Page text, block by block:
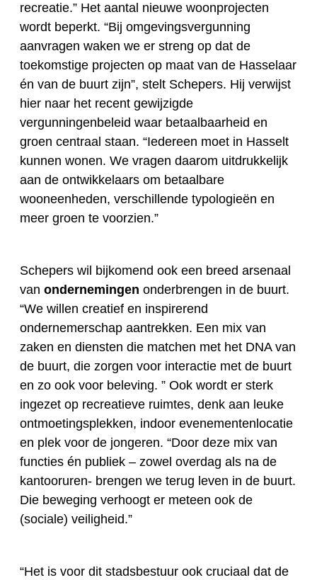
recreatie.” Het aantal nieuwe woonprojecten
wordt beperkt. “Bij omgevingsvergunning
aanvragen waken we er streng op dat de
toekomstige projecten op maat van de Hasselaar
én van de buurt zijn”, stelt Schepers. Hij verwijst
hier naar het recent gewijzigde
vergunningenbeleid waar betaalbaarheid en
groen centraal staan. “Iedereen moet in Hasselt
kunnen wonen. We vragen daarom uitdrukkelijk
aan de ontwikkelaars om betaalbare
wooneenheden, verschillende typologieën en
meer groen te voorzien.”
Schepers wil bijkomend ook een breed arsenaal
van ondernemingen onderbrengen in de buurt.
“We willen creatief en inspirerend
ondernemerschap aantrekken. Een mix van
zaken en diensten die matchen met het DNA van
de buurt, die zorgen voor interactie met de buurt
en zo ook voor beleving. ” Ook wordt er sterk
ingezet op recreatieve ruimtes, denk aan leuke
ontmoetingsplekken, indoor evenementenlocatie
en plek voor de jongeren. “Door deze mix van
functies én publiek – zowel overdag als na de
kantooruren- brengen we terug leven in de buurt.
Die beweging verhoogt er meteen ook de
(sociale) veiligheid.”
“Het is voor dit stadsbestuur ook cruciaal dat de